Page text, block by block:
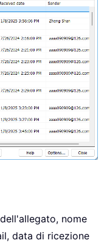
nome
data di ricezione